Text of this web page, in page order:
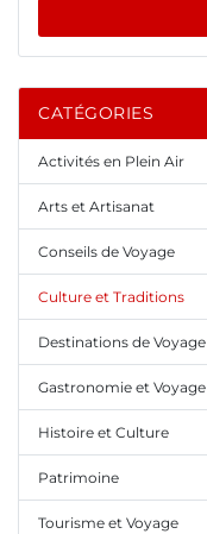
CATÉGORIES
Activités en Plein Air
Arts et Artisanat
Conseils de Voyage
Culture et Traditions
Destinations de Voyage
Gastronomie et Voyage
Histoire et Culture
Patrimoine
Tourisme et Voyage